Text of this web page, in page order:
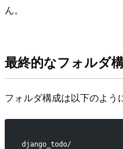
ん。
最終的なフォルダ
フォルダ構成は以下のよう
django_todo/